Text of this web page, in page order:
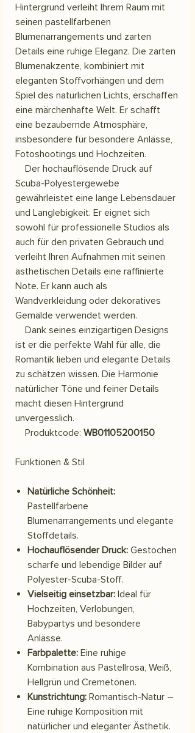
Hintergrund verleiht Ihrem Raum mit
seinen pastellfarbenen
Blumenarrangements und zarten
Details eine ruhige Eleganz. Die zarten
Blumenakzente, kombiniert mit
eleganten Stoffvorhängen und dem
Spiel des natürlichen Lichts, erschaffen
eine märchenhafte Welt. Er schafft
eine bezaubernde Atmosphäre,
insbesondere für besondere Anlässe,
Fotoshootings und Hochzeiten.
Der hochauflösende Druck auf
Scuba-Polyestergewebe
gewährleistet eine lange Lebensdauer
und Langlebigkeit. Er eignet sich
sowohl für professionelle Studios als
auch für den privaten Gebrauch und
verleiht Ihren Aufnahmen mit seinen
ästhetischen Details eine raffinierte
Note. Er kann auch als
Wandverkleidung oder dekoratives
Gemälde verwendet werden.
Dank seines einzigartigen Designs
ist er die perfekte Wahl für alle, die
Romantik lieben und elegante Details
zu schätzen wissen. Die Harmonie
natürlicher Töne und feiner Details
macht diesen Hintergrund
unvergesslich.
Produktcode: WB01105200150
Funktionen & Stil
Natürliche Schönheit:
Pastellfarbene
Blumenarrangements und elegante
Stoffdetails.
Hochauflösender Druck: Gestochen
scharfe und lebendige Bilder auf
Polyester-Scuba-Stoff.
Vielseitig einsetzbar: Ideal für
Hochzeiten, Verlobungen,
Babypartys und besondere
Anlässe.
Farbpalette: Eine ruhige
Kombination aus Pastellrosa, Weiß,
Hellgrün und Cremetönen.
Kunstrichtung: Romantisch-Natur –
Eine ruhige Komposition mit
natürlicher und eleganter Ästhetik.